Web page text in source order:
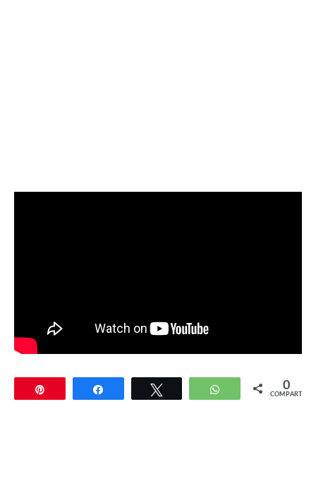
Compartir WhatsApp 0
COMPARTIR